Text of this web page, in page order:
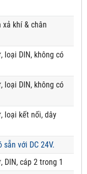
xả khí & chân
loại DIN, không có
loại DIN, không có
loại kết nối, dây
sẵn với DC 24V.
cáp 2 trong 1